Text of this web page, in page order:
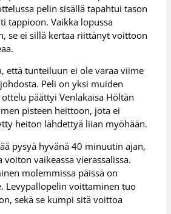
pelin sisällä tapahtui tason
tappioon. Vaikka lopussa
se ei sillä kertaa riittänyt voittoon
että tunteiluun ei ole varaa viime
Peli on yksi muiden
päättyi Venlakaisa Höltän
pisteen heittoon, jota ei
heiton lähdettyä liian myöhään.
pysyä hyvänä 40 minuutin ajan,
vaikeassa vierassalissa.
molemmissa päissä on
Levypallopelin voittaminen tuo
sekä se kumpi sitä voittoa